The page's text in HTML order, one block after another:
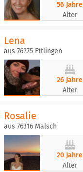
56 Jahre
Alter
Lena
aus 76275 Ettlingen
26 Jahre
Alter
Rosalie
aus 76316 Malsch
20 Jahre
Alter